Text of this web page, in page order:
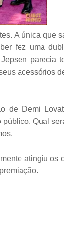
A única que
fez uma
parecia
acessórios
de Demi
Qual
atingiu os